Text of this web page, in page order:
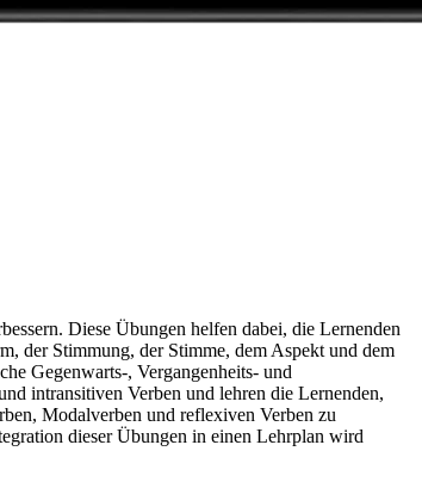
Diese Übungen helfen dabei, die Lernenden
der Stimmung, der Stimme, dem Aspekt und dem
Gegenwarts-, Vergangenheits- und
intransitiven Verben und lehren die Lernenden,
Modalverben und reflexiven Verben zu
dieser Übungen in einen Lehrplan wird